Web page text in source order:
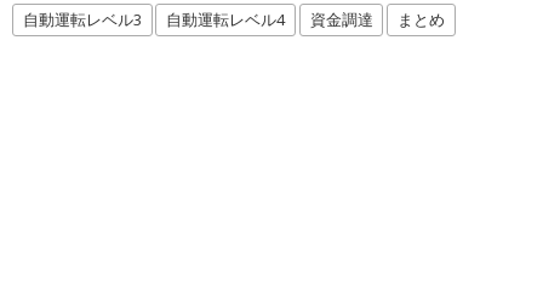
自動運転レベル3 自動運転レベル4 資金調達 まとめ